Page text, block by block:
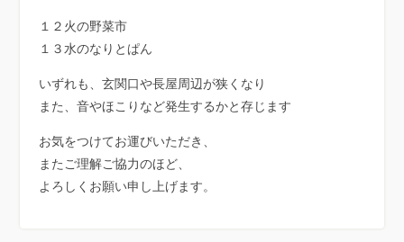
１２火の野菜市
１３水のなりとぱん
いずれも、玄関口や長屋周辺が狭くなり
また、音やほこりなど発生するかと存じます
お気をつけてお運びいただき、
またご理解ご協力のほど、
よろしくお願い申し上げます。